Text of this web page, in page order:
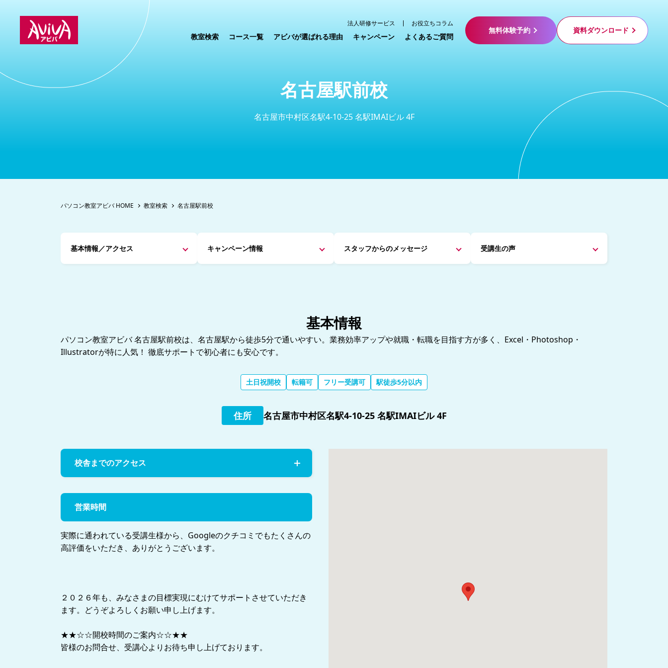
法人研修サービス お役立ちコラム
教室検索 コース一覧 アビバが選ばれる理由 キャンペーン よくあるご質問
無料体験予約 資料ダウンロード
名古屋駅前校
名古屋市中村区名駅4-10-25 名駅IMAIビル 4F
パソコン教室アビバ HOME 教室検索 名古屋駅前校
基本情報／アクセス キャンペーン情報 スタッフからのメッセージ 受講生の声
基本情報
パソコン教室アビバ 名古屋駅前校は、名古屋駅から徒歩5分で通いやすい。業務効率アップや就職・転職を目指す方が多く、Excel・Photoshop・
Illustratorが特に人気！ 徹底サポートで初心者にも安心です。
土日祝開校 転籍可 フリー受講可 駅徒歩5分以内
住所 名古屋市中村区名駅4-10-25 名駅IMAIビル 4F
校舎までのアクセス
営業時間
実際に通われている受講生様から、Googleのクチコミでもたくさんの
高評価をいただき、ありがとうございます。
２０２６年も、みなさまの目標実現にむけてサポートさせていただき
ます。どうぞよろしくお願い申し上げます。
★★☆☆開校時間のご案内☆☆★★
皆様のお問合せ、受講心よりお待ち申し上げております。